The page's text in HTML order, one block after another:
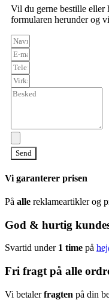
Vil du gerne bestille eller
formularen herunder og
Send
Vi garanterer prisen
På alle reklameartikler og
God & hurtig
Svartid under 1 time på
Fri fragt på alle
Vi betalerfragten på din